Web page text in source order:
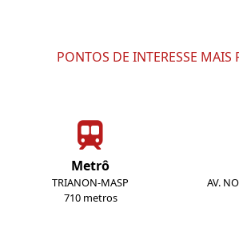
PONTOS DE INTERESSE MAIS
Metrô
TRIANON-MASP
710 metros
AV.